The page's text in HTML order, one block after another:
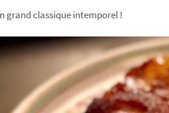
grand classique intemporel !